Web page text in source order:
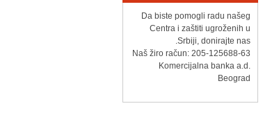
Da biste pomogli radu našeg
Centra i zaštiti ugroženih u
Srbiji, donirajte nas.
Naš žiro račun: 205-125688-63
Komercijalna banka a.d.
Beograd